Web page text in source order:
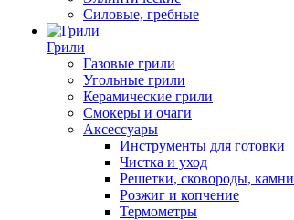
Силовые, гребные
Грили
Газовые грили
Угольные грили
Керамические грили
Смокеры и очаги
Аксессуары
Инструменты для готовки
Чистка и уход
Решетки, сковороды, камни
Розжиг и копчение
Термометры